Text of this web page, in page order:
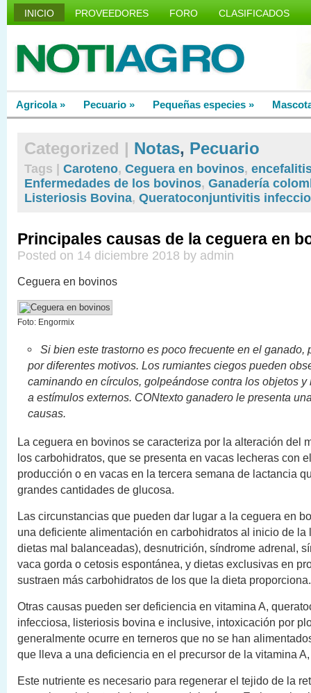
INICIO PROVEEDORES FORO CLASIFICADOS
Agricola» Pecuario » Pequeñas especies »
Categorized | Notas, Pecuario
Tags | Caroteno, Ceguera en bovinos,
Enfermedades de los bovinos, Ganadería
Listeriosis Bovina, Queratoconjuntivitis
Principales causas de la ceguera en
Posted on 14 diciembre 2018 by admin
Ceguera en bovinos
Foto: Engormix
Si bien este trastorno es poco frecuente en el ganado,
por diferentes motivos. Los rumiantes ciegos pueden
caminando en círculos, golpeándose contra los objetos y
a estímulos externos. CONtexto ganadero le presenta
causas.
La ceguera en bovinos se caracteriza por la alteración del
los carbohidratos, que se presenta en vacas lecheras con
producción o en vacas en la tercera semana de lactancia
grandes cantidades de glucosa.
Las circunstancias que pueden dar lugar a la ceguera en
una deficiente alimentación en carbohidratos al inicio de la
dietas mal balanceadas), desnutrición, síndrome adrenal,
vaca gorda o cetosis espontánea, y dietas exclusivas en
sustraen más carbohidratos de los que la dieta proporciona.
Otras causas pueden ser deficiencia en vitamina A,
infecciosa, listeriosis bovina e inclusive, intoxicación por
generalmente ocurre en terneros que no se han
que lleva a una deficiencia en el precursor de la vitamina
Este nutriente es necesario para regenerar el tejido de la